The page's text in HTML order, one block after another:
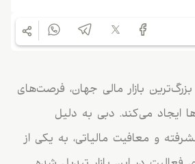
بزرگ‌ترین بازار مالی جهان، فرصت‌های
ایجاد می‌کند. دبی به دلیل
و معافیت مالیاتی، به یکی از